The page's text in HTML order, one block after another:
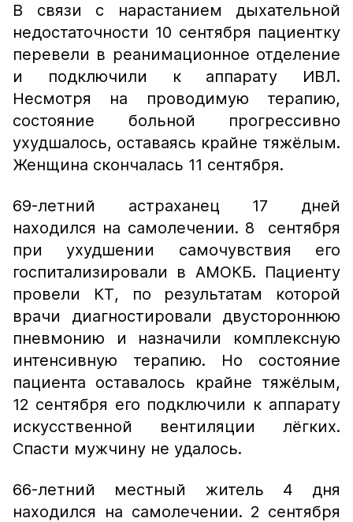
В связи с нарастанием дыхательной
недостаточности 10 сентября пациентку
перевели в реанимационное отделение
и подключили к аппарату ИВЛ.
Несмотря на проводимую терапию,
состояние больной прогрессивно
ухудшалось, оставаясь крайне тяжёлым.
Женщина скончалась 11 сентября.
69-летний астраханец 17 дней
находился на самолечении. 8 сентября
при ухудшении самочувствия его
госпитализировали в АМОКБ. Пациенту
провели КТ, по результатам которой
врачи диагностировали двустороннюю
пневмонию и назначили комплексную
интенсивную терапию. Но состояние
пациента оставалось крайне тяжёлым,
12 сентября его подключили к аппарату
искусственной вентиляции лёгких.
Спасти мужчину не удалось.
66-летний местный житель 4 дня
находился на самолечении. 2 сентября